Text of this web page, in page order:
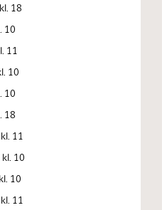
18
10
11
10
10
18
11
10
10
11